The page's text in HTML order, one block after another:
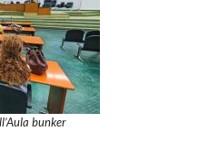
bunker